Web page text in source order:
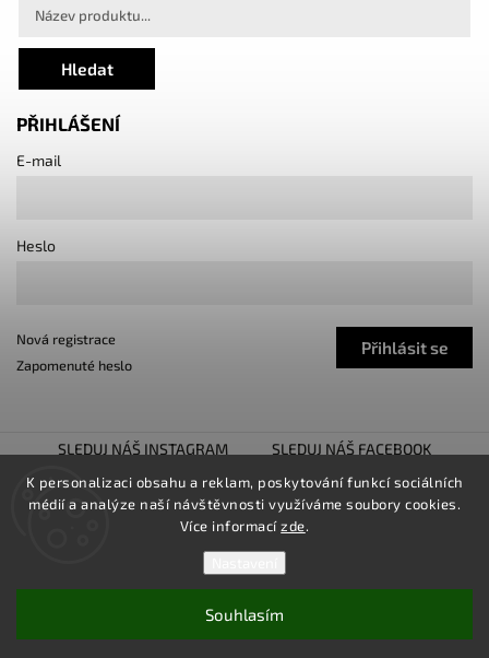
K personalizaci obsahu a reklam, poskytování funkcí sociálních
médií a analýze naší návštěvnosti využíváme soubory cookies.
Více informacízde.
Souhlasím
Hledat
PŘIHLÁŠENÍ
E-mail
Heslo
Přihlásit se
Nová registrace
Zapomenuté heslo
SLEDUJ NÁŠ INSTAGRAM
SLEDUJ NÁŠ FACEBOOK
TUNING SHOW TROJHALÍ
SNÍŽENO.CZ
LOWER UNITED